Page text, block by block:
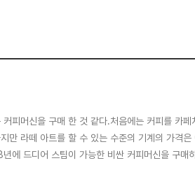
피머신을 구매 한 것 같다.처음에는 커피를 카
만 라떼 아트를 할 수 있는 수준의 기계의 가격
에 드디어 스팀이 가능한 비싼 커피머신을 구매